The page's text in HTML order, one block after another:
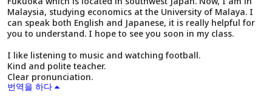
Malaysia, studying economics at the University of Malaya. I
can speak both English and Japanese, it is really helpful for
you to understand. I hope to see you soon in my class.
I like listening to music and watching football.
Kind and polite teacher.
Clear pronunciation.
번역을 하다